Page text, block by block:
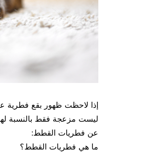
إذا لاحظت ظهور بقع فطرية
ليست مزعجة فقط بالنسبة
عن فطريات القطط:
ما هي فطريات القطط؟